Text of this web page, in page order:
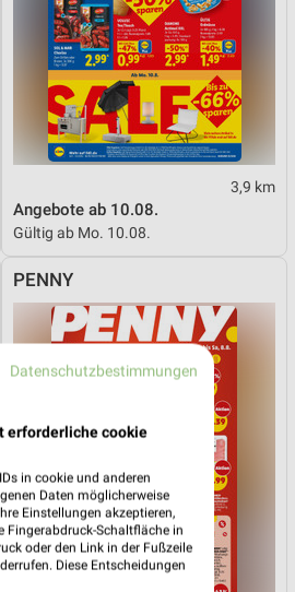
3,9 km
Angebote ab 10.08.
Gültig ab Mo. 10.08.
PENNY
Datenschutzbestimmungen
erforderliche cookie
in cookie und anderen
Daten möglicherweise
Einstellungen akzeptieren,
Fingerabdruck-Schaltfläche in
oder den Link in der Fußzeile
Diese Entscheidungen